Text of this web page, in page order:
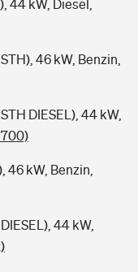
44 kW, Diesel,
46 kW, Benzin,
DIESEL), 44 kW,
46 kW, Benzin,
44 kW,